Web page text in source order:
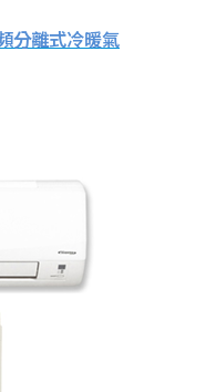
分離式冷暖氣